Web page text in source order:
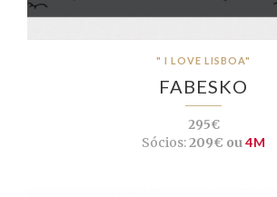
" I LOVE LISBOA"
FABESKO
295€
Sócios:209€ ou4M